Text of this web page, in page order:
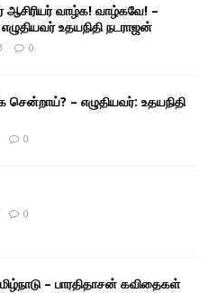
ஆசிரியர் வாழ்க! வாழ்கவே! –
உதயநிதி நடராஜன்
0
சென்றாய்? – எழுதியவர்: உதயநிதி
0
0
– பாரதிதாசன் கவிதைகள்